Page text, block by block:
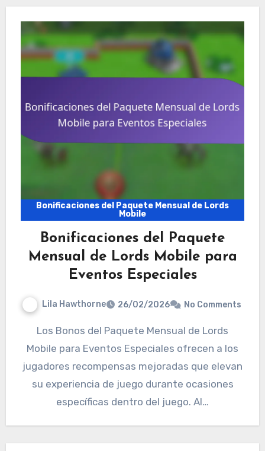
Bonificaciones del Paquete Mensual de Lords
Mobile
Bonificaciones del Paquete
Mensual de Lords Mobile para
Eventos Especiales
Lila Hawthorne 26/02/2026 No Comments
Los Bonos del Paquete Mensual de Lords
Mobile para Eventos Especiales ofrecen a los
jugadores recompensas mejoradas que elevan
su experiencia de juego durante ocasiones
específicas dentro del juego. Al…